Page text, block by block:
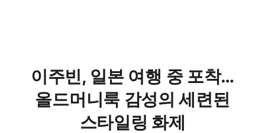
이주빈, 일본 여행 중 포착…
올드머니룩 감성의 세련된
스타일링 화제